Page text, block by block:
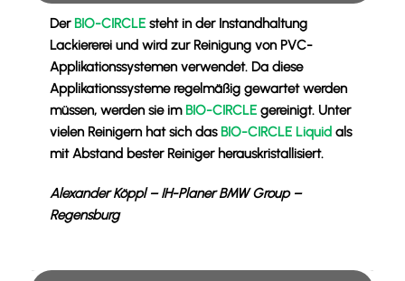
Der BIO-CIRCLE steht in der Instandhaltung
Lackiererei und wird zur Reinigung von PVC-
Applikationssystemen verwendet. Da diese
Applikationssysteme regelmäßig gewartet werden
müssen, werden sie im BIO-CIRCLE gereinigt. Unter
vielen Reinigern hat sich das BIO-CIRCLE Liquid als
mit Abstand bester Reiniger herauskristallisiert.
Alexander Köppl – IH-Planer BMW Group –
Regensburg